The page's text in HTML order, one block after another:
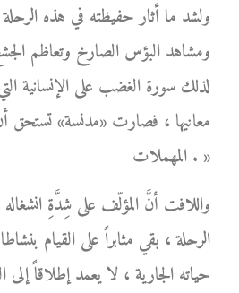
ولشد ما أثار حفيظته في هذه الرحلة
ومشاهد البؤس الصارخ وتعاظم
لذلك سورة الغضب على الإنسانية
معانيها ، فصارت «مدنسة» تستحق
المهملات . »
واللافت أنَّ المؤلّف على شِدَّةِ
الرحلة ، بقي مثابراً على القيام
حياته الجارية ، لا يعمد إطلاقاً